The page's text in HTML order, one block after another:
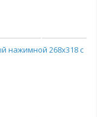
нажимной 268х318 с